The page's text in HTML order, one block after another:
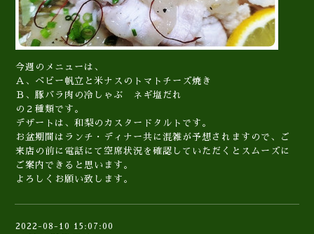
今週のメニューは、
Ａ、ベビー帆立と米ナスのトマトチーズ焼き
Ｂ、豚バラ肉の冷しゃぶ ネギ塩だれ
の２種類です。
デザートは、和梨のカスタードタルトです。
お盆期間はランチ・ディナー共に混雑が予想されますので、ご
来店の前に電話にて空席状況を確認していただくとスムーズに
ご案内できると思います。
よろしくお願い致します。
2022-08-10 15:07:00